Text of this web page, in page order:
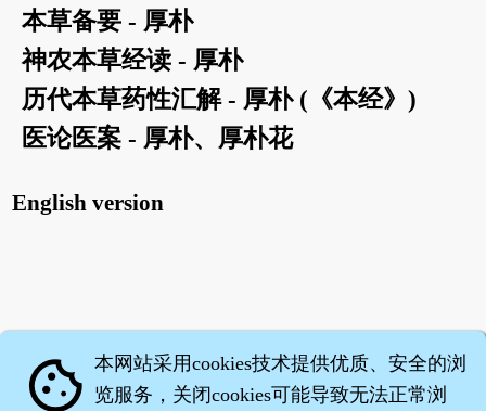
本草备要 - 厚朴
神农本草经读 - 厚朴
历代本草药性汇解 - 厚朴 (《本经》)
医论医案 - 厚朴、厚朴花
English version
cookie 本网站采用cookies技术提供优质、安全的浏
览服务，关闭cookies可能导致无法正常浏